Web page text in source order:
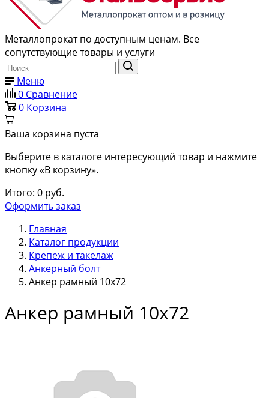
Металлопрокат по доступным ценам. Все
сопутствующие товары и услуги
Меню
0 Сравнение
0 Корзина
Ваша корзина пуста
Выберите в каталоге интересующий товар и нажмите
кнопку «В корзину».
Итого: 0 руб.
Оформить заказ
Главная
Каталог продукции
Крепеж и такелаж
Анкерный болт
Анкер рамный 10х72
Анкер рамный 10х72